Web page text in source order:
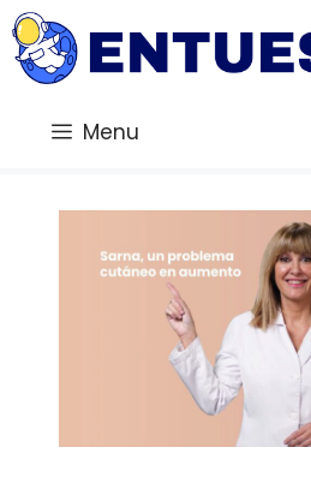
Saltar
al
contenido
Menu